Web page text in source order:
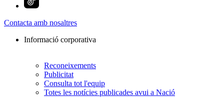
Contacta amb nosaltres
Informació corporativa
Reconeixements
Publicitat
Consulta tot l'equip
Totes les notícies publicades avui a Nació